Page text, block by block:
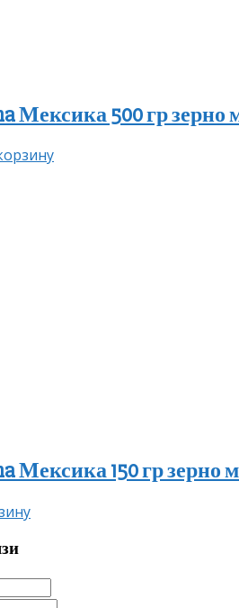
Мексика 500 гр зерно
Мексика 150 гр зерно